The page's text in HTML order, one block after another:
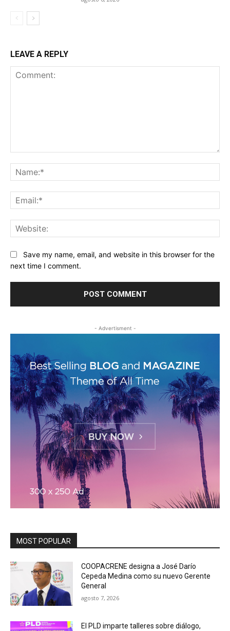
LEAVE A REPLY
Save my name, email, and website in this browser for the
next time I comment.
- Advertisment -
MOST POPULAR
COOPACRENE designa a José Darío
Cepeda Medina como su nuevo Gerente
General
agosto 7, 2026
El PLD imparte talleres sobre diálogo,